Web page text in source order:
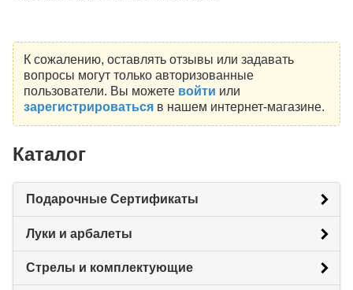
К сожалению, оставлять отзывы или задавать
вопросы могут только авторизованные
пользователи. Вы можете войти или
зарегистрироватьсяв нашем интернет-магазине.
Каталог
Подарочные Сертификаты
Луки и арбалеты
Стрелы и комплектующие